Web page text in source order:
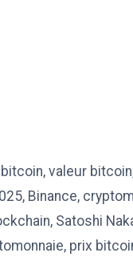
valeur
Binance,
Satoshi
prix